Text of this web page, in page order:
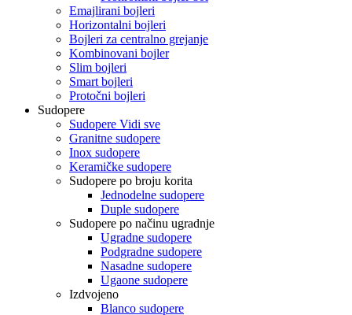
Emajlirani bojleri
Horizontalni bojleri
Bojleri za centralno grejanje
Kombinovani bojler
Slim bojleri
Smart bojleri
Protočni bojleri
Sudopere
Sudopere Vidi sve
Granitne sudopere
Inox sudopere
Keramičke sudopere
Sudopere po broju korita
Jednodelne sudopere
Duple sudopere
Sudopere po načinu ugradnje
Ugradne sudopere
Podgradne sudopere
Nasadne sudopere
Ugaone sudopere
Izdvojeno
Blanco sudopere